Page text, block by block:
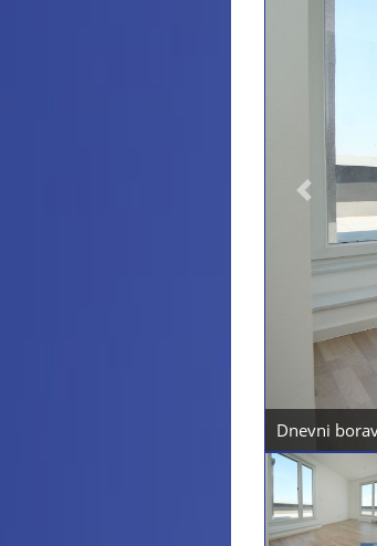
Dnevni
Previous